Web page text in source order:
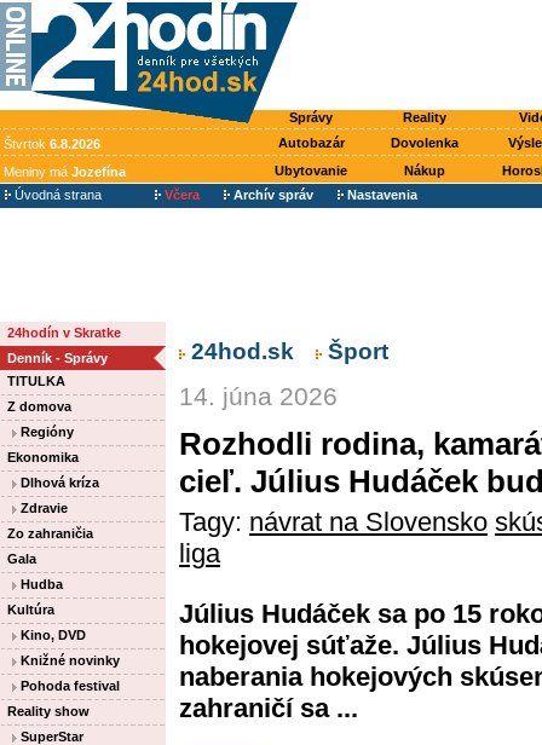
Správy Reality
Štvrtok 6.8.2026 Autobazár Dovolenka
Meniny má Jozefína Ubytovanie Nákup
Úvodná strana
Včera Archív správ Nastavenia
24hodín v Skratke
Denník - Správy
TITULKA
Z domova
Regióny
Ekonomika
Dlhová kríza
Zdravie
Zo zahraničia
Gala
Hudba
Kultúra
Kino, DVD
Knižné novinky
Pohoda festival
Reality show
SuperStar
24hod.sk Šport
14. júna 2026
Rozhodli rodina,
cieľ. Július Hudáček
Tagy: návrat na Slovensko
liga
Július Hudáček sa po 15
hokejovej súťaže. Július
naberania hokejových
zahraničí sa ...